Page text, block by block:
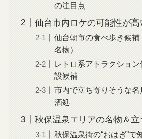
の注目点
仙台市内ロケの可能性が高
仙台朝市の食べ歩き候補
名物）
レトロ系アトラクショ
設候補
市内で立ち寄りそうな
酒処
秋保温泉エリアの名物＆立
秋保温泉街の“おはぎ”で